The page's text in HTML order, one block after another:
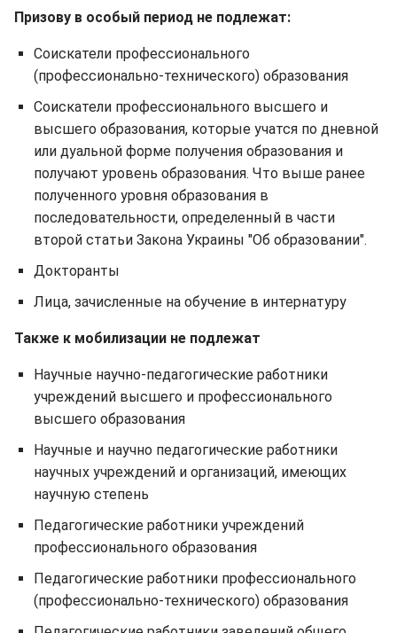
Призову в особый период не подлежат:
Соискатели профессионального
(профессионально-технического) образования
Соискатели профессионального высшего и
высшего образования, которые учатся по дневной
или дуальной форме получения образования и
получают уровень образования. Что выше ранее
полученного уровня образования в
последовательности, определенный в части
второй статьи Закона Украины "Об образовании".
Докторанты
Лица, зачисленные на обучение в интернатуру
Также к мобилизации не подлежат
Научные научно-педагогические работники
учреждений высшего и профессионального
высшего образования
Научные и научно педагогические работники
научных учреждений и организаций, имеющих
научную степень
Педагогические работники учреждений
профессионального образования
Педагогические работники профессионального
(профессионально-технического) образования